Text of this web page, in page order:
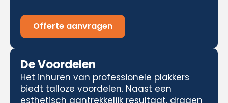
Offerte aanvragen
De Voordelen
Het inhuren van professionele plakkers
biedt talloze voordelen. Naast een
esthetisch aantrekkelijk resultaat, dragen